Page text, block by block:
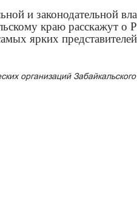
и законодательной
краю расскажут о
ярких
организаций Забайкальского